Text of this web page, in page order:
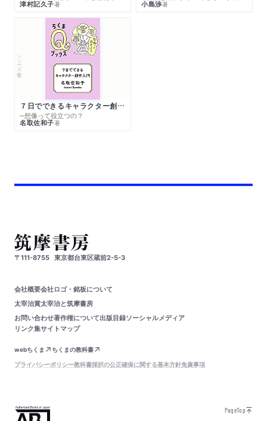
津村記久子著 小島渉著
シリーズ・全集
７日でできるキャラクター創作入門
─想像って役立つの？
名取佐和子著
〒111-8755 東京都台東区蔵前2-5-3
会社概要会社ロゴ・銘板について
太宰治賞太宰治と筑摩書房
お問い合わせ著作権について出版目録ソーシャルメディア
リンク集サイトマップ
webちくま
ちくまの教科書
プライバシーポリシー教科書採択の公正確保に関する基本方針免責事項
PageTop